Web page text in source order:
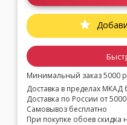
Минимальный заказ 5000
Доставка в пределах МКАД
Доставка по России от
Самовывоз бесплатно
При покупке обоев скидка